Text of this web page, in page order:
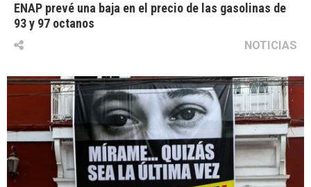
ENAP prevé una baja en el precio de las gasolinas de
93 y 97 octanos
NOTICIAS